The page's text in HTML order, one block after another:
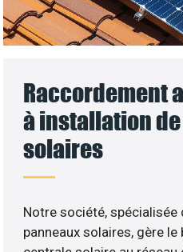
Raccordement
à installation
solaires
Notre société, spécialisée
panneaux solaires, gère